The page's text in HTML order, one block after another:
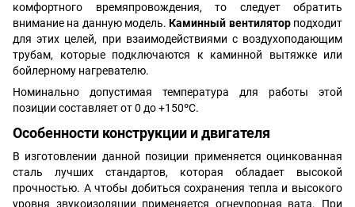
комфортного времяпровождения, то следует обратить
внимание на данную модель.Каминный вентилятор подходит
для этих целей, при взаимодействиями с воздухоподающим
трубам, которые подключаются к каминной вытяжке или
бойлерному нагревателю.
Номинально допустимая температура для работы этой
позиции составляет от 0 до +150ºС.
Особенности конструкции и двигателя
В изготовлении данной позиции применяется оцинкованная
сталь лучших стандартов, которая обладает высокой
прочностью. А чтобы добиться сохранения тепла и высокого
уровня звукоизоляции применяется огнеупорная вата. При